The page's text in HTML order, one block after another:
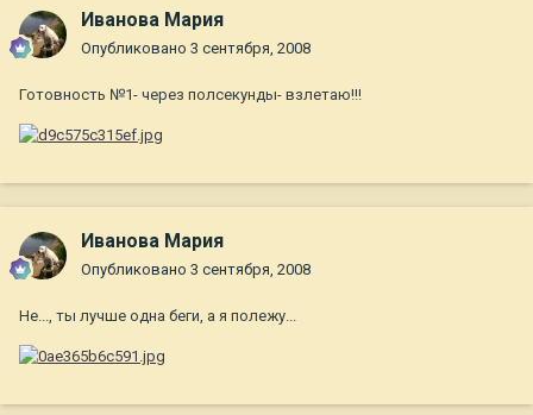
Иванова Мария
Опубликовано 3 сентября, 2008
Готовность №1- через полсекунды- взлетаю!!!
Иванова Мария
Опубликовано 3 сентября, 2008
Не..., ты лучше одна беги, а я полежу...